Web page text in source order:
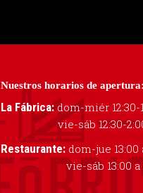
Nuestros horarios de apertura:
La Fábrica:dom-miér 12:30-
vie-sáb 12:30-
Restaurante: dom-jue 13:00
vie-sáb 13:00 a